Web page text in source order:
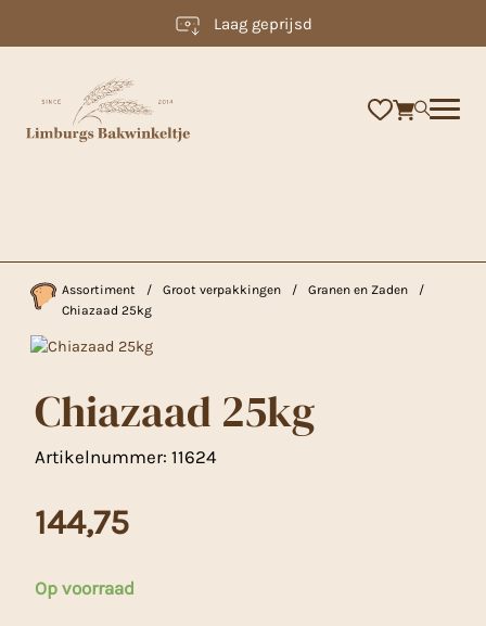
Laag geprijsd
Assortiment / Groot verpakkingen / Granen en Zaden
/
Chiazaad 25kg
Chiazaad 25kg
Artikelnummer: 11624
144,75
Op voorraad